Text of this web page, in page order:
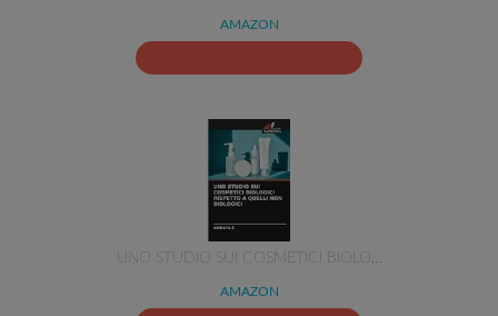
AMAZON
UNO STUDIO SUI COSMETICI BIOLO…
AMAZON